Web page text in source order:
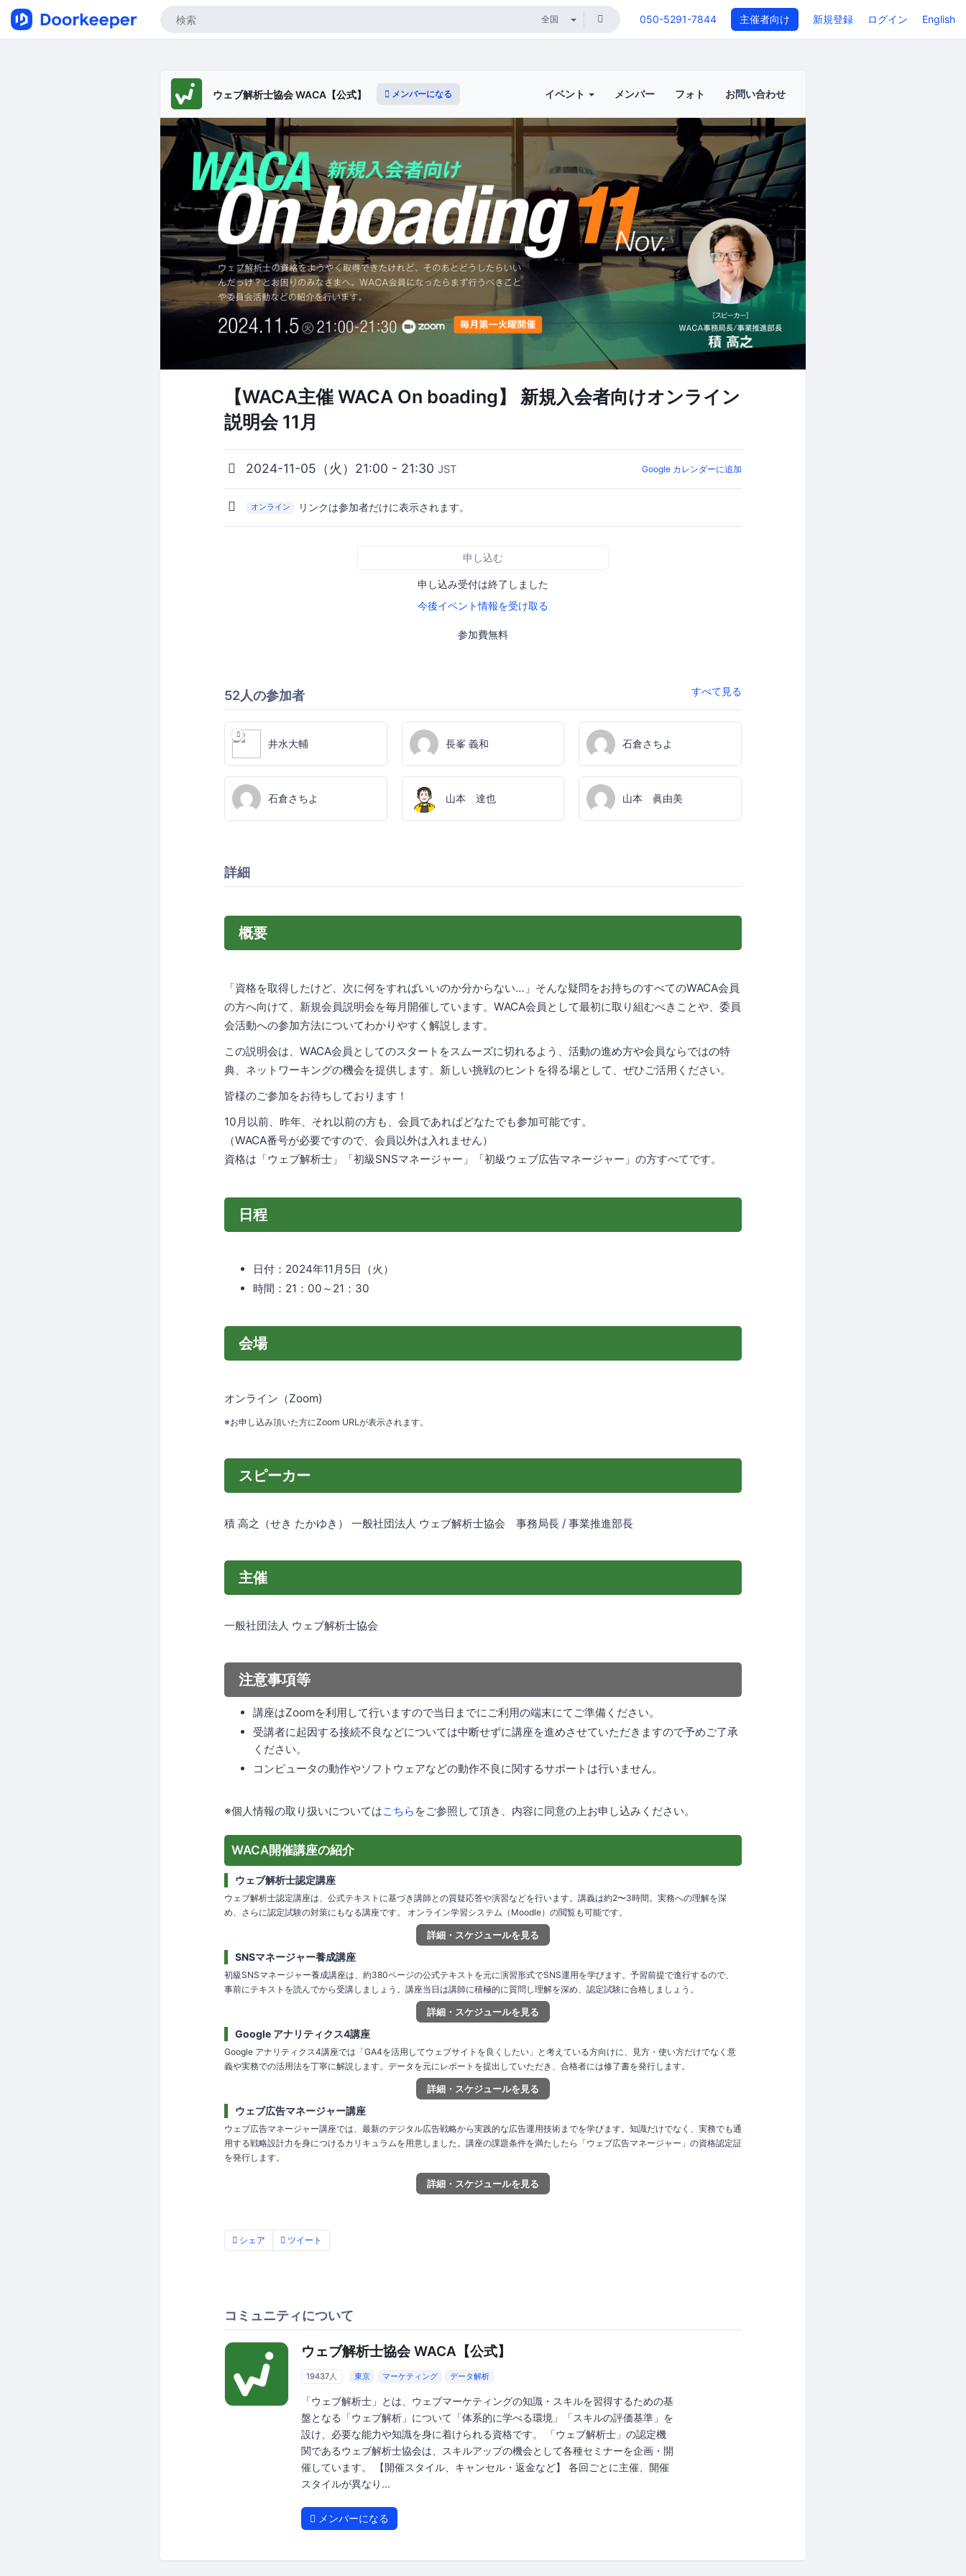
050-5291-7844 主催者向け 新規登録 ログイン English
ウェブ解析士協会 WACA【公式】 メンバーになる イベント メンバー フォト お問い合わせ
【WACA主催 WACA On boading】 新規入会者向けオンライン
説明会 11月
2024-11-05（火）21:00 - 21:30 JST Google カレンダーに追加
オンライン リンクは参加者だけに表示されます。
申し込む
申し込み受付は終了しました
今後イベント情報を受け取る
参加費無料
52人の参加者 すべて見る
井水大輔 長峯 義和 石倉さちよ
石倉さちよ 山本 達也 山本 眞由美
詳細
概要
「資格を取得したけど、次に何をすればいいのか分からない…」そんな疑問をお持ちのすべてのWACA会員
の方へ向けて、新規会員説明会を毎月開催しています。WACA会員として最初に取り組むべきことや、委員
会活動への参加方法についてわかりやすく解説します。
この説明会は、WACA会員としてのスタートをスムーズに切れるよう、活動の進め方や会員ならではの特
典、ネットワーキングの機会を提供します。新しい挑戦のヒントを得る場として、ぜひご活用ください。
皆様のご参加をお待ちしております！
10月以前、昨年、それ以前の方も、会員であればどなたでも参加可能です。
（WACA番号が必要ですので、会員以外は入れません）
資格は「ウェブ解析士」「初級SNSマネージャー」「初級ウェブ広告マネージャー」の方すべてです。
日程
日付：2024年11月5日（火）
時間：21：00～21：30
会場
オンライン（Zoom)
※お申し込み頂いた方にZoom URLが表示されます。
スピーカー
積 高之（せき たかゆき） 一般社団法人 ウェブ解析士協会 事務局長 / 事業推進部長
主催
一般社団法人 ウェブ解析士協会
注意事項等
講座はZoomを利用して行いますので当日までにご利用の端末にてご準備ください。
受講者に起因する接続不良などについては中断せずに講座を進めさせていただきますので予めご了承
ください。
コンピュータの動作やソフトウェアなどの動作不良に関するサポートは行いません。
※個人情報の取り扱いについてはこちら をご参照して頂き、内容に同意の上お申し込みください。
WACA開催講座の紹介
ウェブ解析士認定講座
ウェブ解析士認定講座は、公式テキストに基づき講師との質疑応答や演習などを行います。講義は約2〜3時間。実務への理解を深
め、さらに認定試験の対策にもなる講座です。 オンライン学習システム（Moodle）の閲覧も可能です。
詳細・スケジュールを見る
SNSマネージャー養成講座
初級SNSマネージャー養成講座は、約380ページの公式テキストを元に演習形式でSNS運用を学びます。予習前提で進行するので、
事前にテキストを読んでから受講しましょう。講座当日は講師に積極的に質問し理解を深め、認定試験に合格しましょう。
詳細・スケジュールを見る
Google アナリティクス4講座
Google アナリティクス4講座では「GA4を活用してウェブサイトを良くしたい」と考えている方向けに、見方・使い方だけでなく意
義や実務での活用法を丁寧に解説します。データを元にレポートを提出していただき、合格者には修了書を発行します。
詳細・スケジュールを見る
ウェブ広告マネージャー講座
ウェブ広告マネージャー講座では、最新のデジタル広告戦略から実践的な広告運用技術までを学びます。知識だけでなく、実務でも通
用する戦略設計力を身につけるカリキュラムを用意しました。講座の課題条件を満たしたら「ウェブ広告マネージャー」の資格認定証
を発行します。
詳細・スケジュールを見る
シェア ツイート
コミュニティについて
ウェブ解析士協会 WACA【公式】
19437人 東京 マーケティング データ解析
「ウェブ解析士」とは、ウェブマーケティングの知識・スキルを習得するための基
盤となる「ウェブ解析」について「体系的に学べる環境」「スキルの評価基準」を
設け、必要な能力や知識を身に着けられる資格です。 「ウェブ解析士」の認定機
関であるウェブ解析士協会は、スキルアップの機会として各種セミナーを企画・開
催しています。 【開催スタイル、キャンセル・返金など】 各回ごとに主催、開催
スタイルが異なり...
メンバーになる